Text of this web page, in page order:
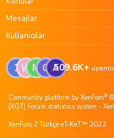
Mesajlar
Kullanıcılar
1 W M G A
509.6K+
Community platform by XenForo®
[XGT] Forum statistics system -
XenForo 2 Türkçe eTiKeT™ 2022